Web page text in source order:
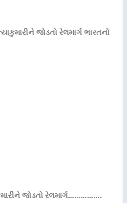
જોડતો રેલમાર્ગ ભારતનો
જોડતો રેલમાર્ગ…………….